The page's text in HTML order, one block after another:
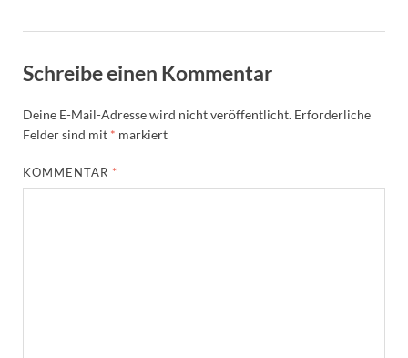
Schreibe einen Kommentar
Deine E-Mail-Adresse wird nicht veröffentlicht. Erforderliche
Felder sind mit * markiert
KOMMENTAR *